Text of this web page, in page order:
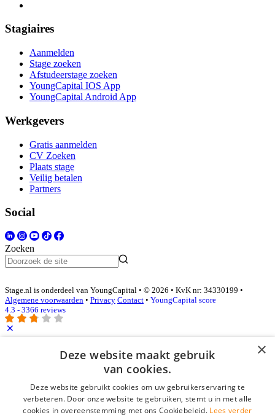
Stagiaires
Aanmelden
Stage zoeken
Afstudeerstage zoeken
YoungCapital IOS App
YoungCapital Android App
Werkgevers
Gratis aanmelden
CV Zoeken
Plaats stage
Veilig betalen
Partners
Social
Zoeken
Stage.nl is onderdeel van YoungCapital • © 2026 • KvK nr: 34330199 •
Algemene voorwaarden • Privacy Contact • YoungCapital score
4.3 - 3366 reviews
Inloggen als bedrijf
Wachtwoord
×
Deze website maakt gebruik
van cookies.
Deze website gebruikt cookies om uw gebruikerservaring te
verbeteren. Door onze website te gebruiken, stemt u in met alle
cookies in overeenstemming met ons Cookiebeleid. Lees verder